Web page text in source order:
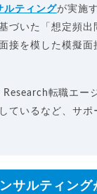
ティングが実施
づいた「想定頻出
接を模した模擬面
転職エー
ているなど、サポ
サルティング